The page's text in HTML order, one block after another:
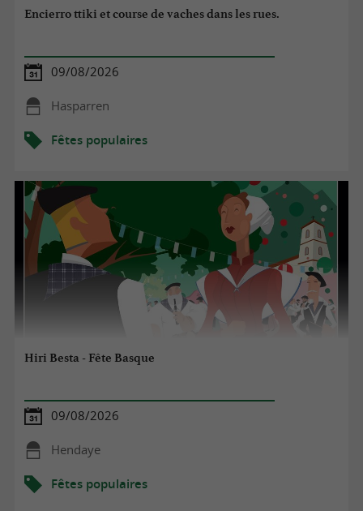
Encierro ttiki et course de vaches dans les rues.
09/08/2026
Hasparren
Fêtes populaires
Hiri Besta - Fête Basque
09/08/2026
Hendaye
Fêtes populaires